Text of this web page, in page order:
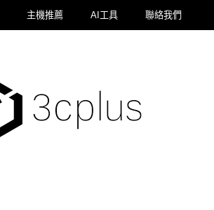
主機推薦 AI工具 聯絡我們